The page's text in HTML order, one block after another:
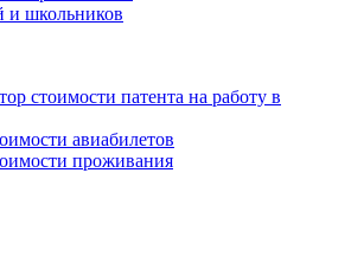
и школьников
стоимости патента на работу в
авиабилетов
проживания